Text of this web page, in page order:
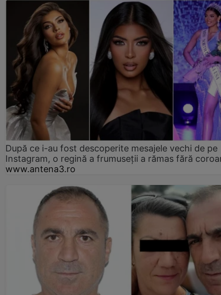
După ce i-au fost descoperite mesajele vechi de pe
Instagram, o regină a frumuseții a rămas fără
www.antena3.ro